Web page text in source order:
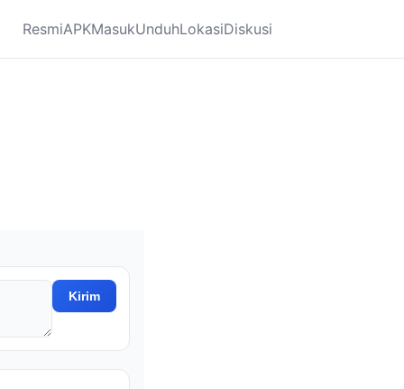
ResmiAPKMasukUnduhLokasiDiskusi
Kirim